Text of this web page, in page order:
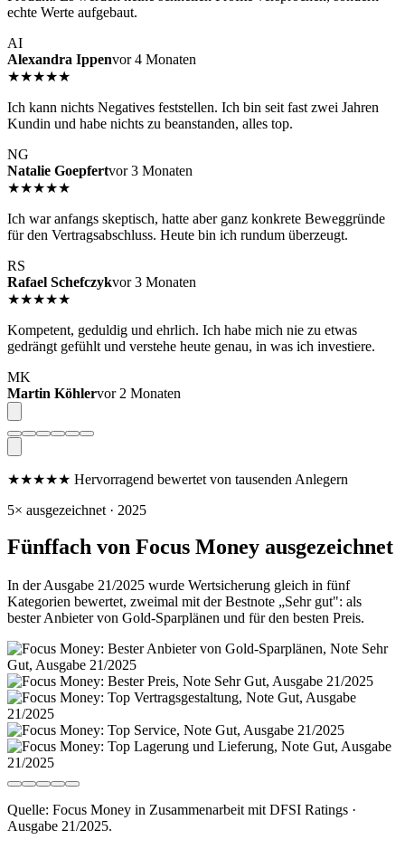
echte Werte aufgebaut.
AI
Alexandra Ippenvor 4 Monaten
★★★★★
Ich kann nichts Negatives feststellen. Ich bin seit fast zwei Jahren
Kundin und habe nichts zu beanstanden, alles top.
NG
Natalie Goepfertvor 3 Monaten
★★★★★
Ich war anfangs skeptisch, hatte aber ganz konkrete Beweggründe
für den Vertragsabschluss. Heute bin ich rundum überzeugt.
RS
Rafael Schefczykvor 3 Monaten
★★★★★
Kompetent, geduldig und ehrlich. Ich habe mich nie zu etwas
gedrängt gefühlt und verstehe heute genau, in was ich investiere.
MK
Martin Köhlervor 2 Monaten
★★★★★ Hervorragend bewertet von tausenden Anlegern
5× ausgezeichnet · 2025
Fünffach von Focus Money ausgezeichnet
In der Ausgabe 21/2025 wurde Wertsicherung gleich in fünf
Kategorien bewertet, zweimal mit der Bestnote „Sehr gut": als
bester Anbieter von Gold-Sparplänen und für den besten Preis.
Quelle: Focus Money in Zusammenarbeit mit DFSI Ratings ·
Ausgabe 21/2025.